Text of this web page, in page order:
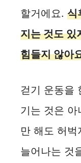
할거에요. 식
지는 것도 있
힘들지 않아
걷기 운동을
기는 것은 아
만 해도 허벅
늘어나는 것